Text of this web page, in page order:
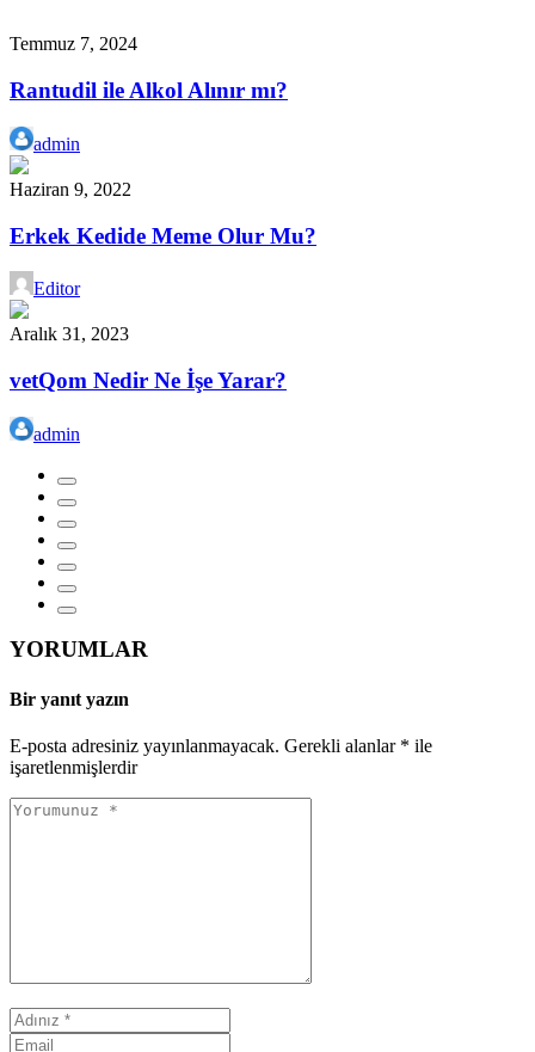
Temmuz 7, 2024
Rantudil ile Alkol Alınır mı?
admin
Haziran 9, 2022
Erkek Kedide Meme Olur Mu?
Editor
Aralık 31, 2023
vetQom Nedir Ne İşe Yarar?
admin
YORUMLAR
Bir yanıt yazın
E-posta adresiniz yayınlanmayacak. Gerekli alanlar * ile
işaretlenmişlerdir